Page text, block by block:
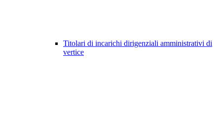
Titolari di incarichi dirigenziali amministrativi di
vertice